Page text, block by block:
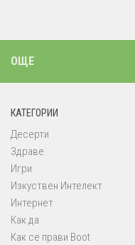
ОЩЕ
КАТЕГОРИИ
Десерти
Здраве
Игри
Изкуствен Интелект
Интернет
Как да
Как се прави Boot